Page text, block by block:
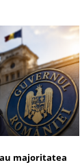
majoritatea